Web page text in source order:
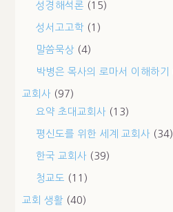
성경해석론 (15)
성서고고학 (1)
말씀묵상 (4)
박병은 목사의 로마서 이해하기
교회사 (97)
요약 초대교회사 (13)
평신도를 위한 세계 교회사 (34)
한국 교회사 (39)
청교도 (11)
교회 생활 (40)